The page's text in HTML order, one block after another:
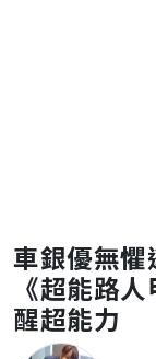
車銀優無
《超能路
醒超能力